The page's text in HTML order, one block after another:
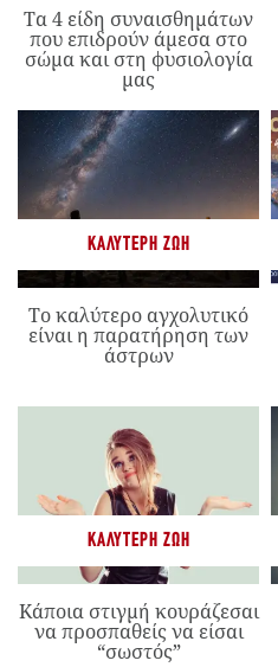
Τα 4 είδη συναισθημάτων
που επιδρούν άμεσα στο
σώμα και στη φυσιολογία
μας
ΚΑΛΎΤΕΡΗ ΖΩΉ
Το καλύτερο αγχολυτικό
είναι η παρατήρηση των
άστρων
ΚΑΛΎΤΕΡΗ ΖΩΉ
Κάποια στιγμή κουράζεσαι
να προσπαθείς να είσαι
“σωστός”